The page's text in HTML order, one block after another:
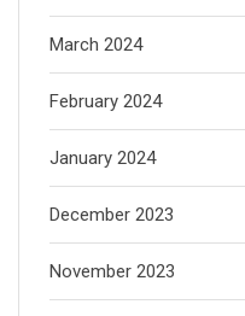
March 2024
February 2024
January 2024
December 2023
November 2023